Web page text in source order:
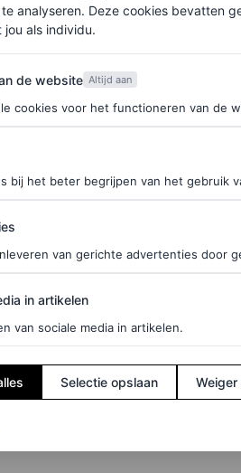
analyseren. Deze cookies bevatten
als individu.
website
de website Altijd aan
cookies voor het functioneren van de
bij het beter begrijpen van het gebruik
van gerichte advertenties door
in artikelen
in artikelen
van sociale media in artikelen.
Selectie opslaan Weiger